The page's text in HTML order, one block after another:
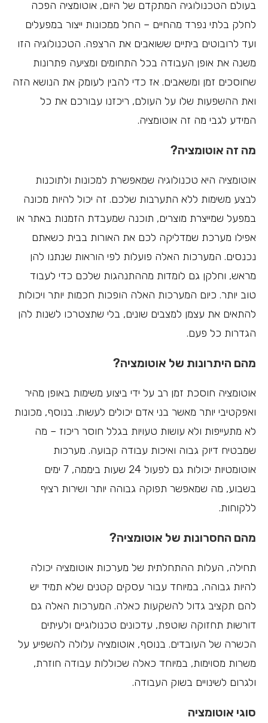
בעולם הטכנולוגיה המתקדם של היום, אוטומציה הפכה
לחלק בלתי נפרד מהחיים – החל ממכונות ייצור במפעלים
ועד לרובוטים ביתיים ששואבים את הרצפה. הטכנולוגיה הזו
משנה את אופן העבודה בכל התחומים ומציעה פתרונות
שחוסכים זמן ומשאבים. אז כדי להבין לעומק את הנושא הזה
ואת ההשפעות שלו על העולם, ריכזנו עבורכם את כל
המידע לגבי מה זה אוטומציה.
מה זה אוטומציה?
אוטומציה היא טכנולוגיה שמאפשרת למכונות ולתוכנות
לבצע משימות ללא התערבות שלכם. זה יכול להיות מכונה
במפעל שמייצרת מוצרים, תוכנה שמעבדת הזמנות באתר או
אפילו מערכת שמדליקה לכם את האורות בבית כשאתם
נכנסים. המערכות האלה פועלות לפי הוראות שנתנו להן
מראש, וחלקן גם לומדות מההתנהגות שלכם כדי לעבוד
טוב יותר. כיום המערכות האלה הופכות חכמות יותר ויכולות
להתאים את עצמן למצבים שונים, בלי שתצטרכו לשנות להן
הגדרות כל פעם.
מהם היתרונות של אוטומציה?
אוטומציה חוסכת זמן רב על ידי ביצוע משימות באופן מהיר
ואפקטיבי יותר מאשר בני אדם יכולים לעשות. בנוסף, מכונות
לא מתעייפות ולא עושות טעויות בגלל חוסר ריכוז – מה
שמבטיח דיוק גבוה ואיכות עבודה קבועה. מערכות
אוטומטיות יכולות גם לפעול 24 שעות ביממה, 7 ימים
בשבוע, מה שמאפשר תפוקה גבוהה יותר ושירות רציף
ללקוחות.
מהם החסרונות של אוטומציה?
תחילה, העלות ההתחלתית של מערכות אוטומציה יכולה
להיות גבוהה, במיוחד עבור עסקים קטנים שלא תמיד יש
להם תקציב גדול להשקעות כאלה. המערכות האלה גם
דורשות תחזוקה שוטפת, עדכונים טכנולוגיים ולעיתים
הכשרה של העובדים. בנוסף, אוטומציה עלולה להשפיע על
משרות מסוימות, במיוחד כאלה שכוללות עבודה חוזרת,
ולגרום לשינויים בשוק העבודה.
סוגי אוטומציה